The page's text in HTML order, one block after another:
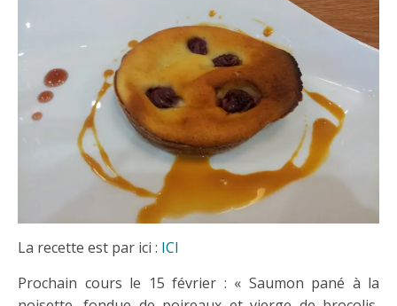
La recette est par ici : ICI
Prochain cours le 15 février : « Saumon pané à la